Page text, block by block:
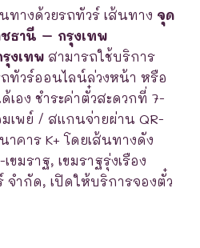
ทางด้วยรถทัวร์ เส้นทาง จุด
ธานี – กรุงเทพ
งเทพ สามารถใช้บริการ
ทัวร์ออนไลน์ล่วงหน้า หรือ
เอง ชำระค่าตั๋วสะดวกที่ 7-
เพย์ / สแกนจ่ายผ่าน QR-
คาร K+ โดยเส้นทางดัง
มราฐ, เขมราฐรุ่งเรือง
จำกัด, เปิดให้บริการจองตั๋ว